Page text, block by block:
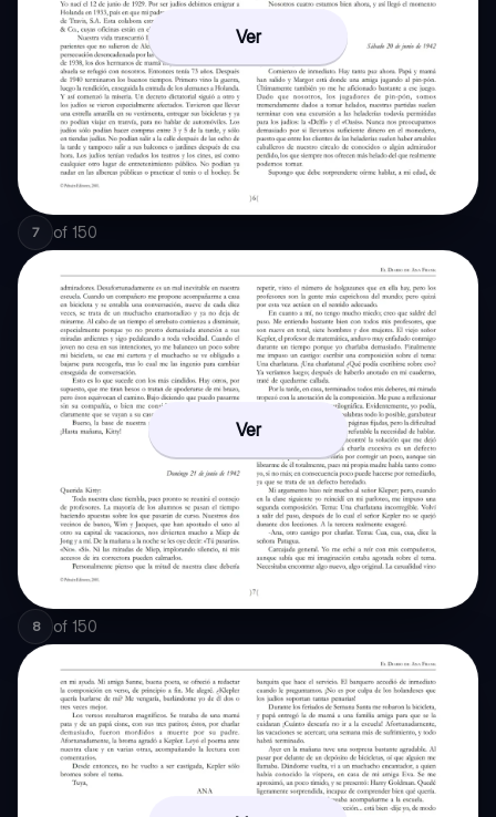
Ver
7 of 150
Ver
8 of 150